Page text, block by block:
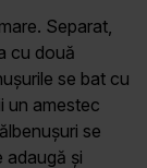
Separat,
cu două
se bat cu
un amestec
se
adaugă și